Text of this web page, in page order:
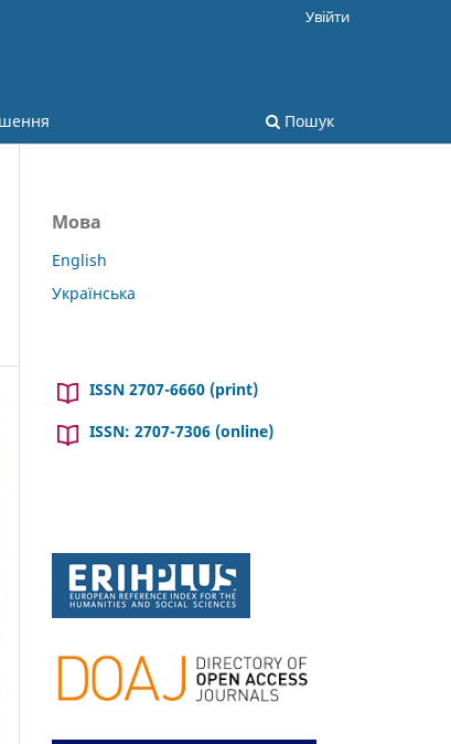
Пошук
Увійти
Мова
English
Українська
ISSN 2707-6660 (print)
ISSN: 2707-7306 (online)